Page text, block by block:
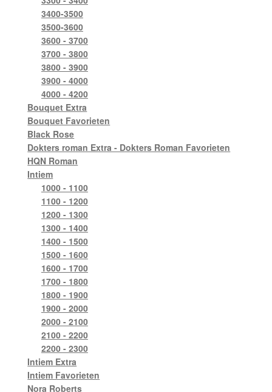
3400-3500
3500-3600
3600 - 3700
3700 - 3800
3800 - 3900
3900 - 4000
4000 - 4200
Bouquet Extra
Bouquet Favorieten
Black Rose
Dokters roman Extra - Dokters Roman Favorieten
HQN Roman
Intiem
1000 - 1100
1100 - 1200
1200 - 1300
1300 - 1400
1400 - 1500
1500 - 1600
1600 - 1700
1700 - 1800
1800 - 1900
1900 - 2000
2000 - 2100
2100 - 2200
2200 - 2300
Intiem Extra
Intiem Favorieten
Nora Roberts